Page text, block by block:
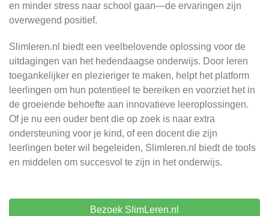
en minder stress naar school gaan—de ervaringen zijn
overwegend positief.
Slimleren.nl biedt een veelbelovende oplossing voor de
uitdagingen van het hedendaagse onderwijs. Door leren
toegankelijker en plezieriger te maken, helpt het platform
leerlingen om hun potentieel te bereiken en voorziet het in
de groeiende behoefte aan innovatieve leeroplossingen.
Of je nu een ouder bent die op zoek is naar extra
ondersteuning voor je kind, of een docent die zijn
leerlingen beter wil begeleiden, Slimleren.nl biedt de tools
en middelen om succesvol te zijn in het onderwijs.
Bezoek SlimLeren.nl